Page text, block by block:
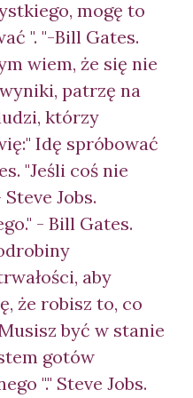
mogę to
". "-Bill Gates.
wiem, że się nie
patrzę na
którzy
Idę spróbować
"Jeśli coś nie
Steve Jobs.
- Bill Gates.
aby
że robisz to, co
być w stanie
gotów
"." Steve Jobs.